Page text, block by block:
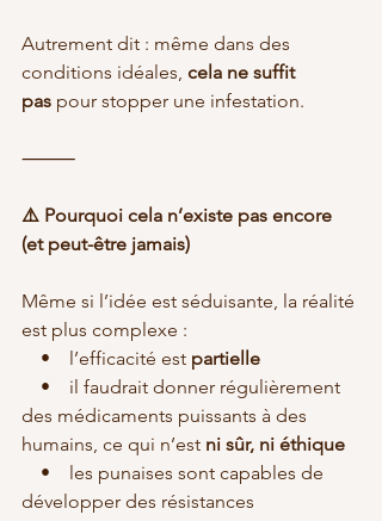
Autrement dit : même dans des
conditions idéales, cela ne suffit
pas pour stopper une infestation.
⸻
⚠️ Pourquoi cela n’existe pas encore
(et peut-être jamais)
Même si l’idée est séduisante, la réalité
est plus complexe :
•    l’efficacité est partielle
•    il faudrait donner régulièrement
des médicaments puissants à des
humains, ce qui n’est ni sûr, ni éthique
•    les punaises sont capables de
développer des résistances